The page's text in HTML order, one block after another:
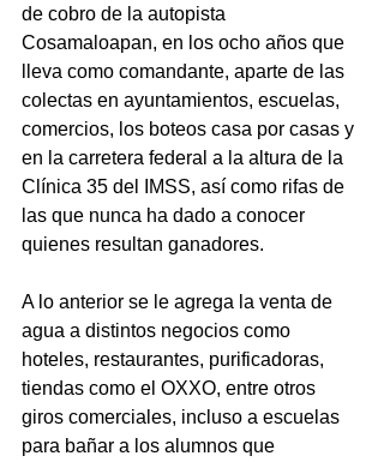
de cobro de la autopista
Cosamaloapan, en los ocho años que
lleva como comandante, aparte de las
colectas en ayuntamientos, escuelas,
comercios, los boteos casa por casas y
en la carretera federal a la altura de la
Clínica 35 del IMSS, así como rifas de
las que nunca ha dado a conocer
quienes resultan ganadores.
A lo anterior se le agrega la venta de
agua a distintos negocios como
hoteles, restaurantes, purificadoras,
tiendas como el OXXO, entre otros
giros comerciales, incluso a escuelas
para bañar a los alumnos que